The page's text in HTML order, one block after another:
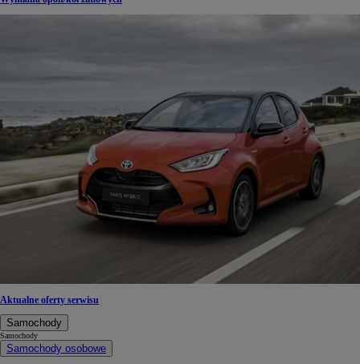
Aktualne oferty serwisu
Samochody
Samochody
Samochody osobowe